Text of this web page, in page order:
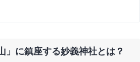
」に鎮座する妙義神社とは？